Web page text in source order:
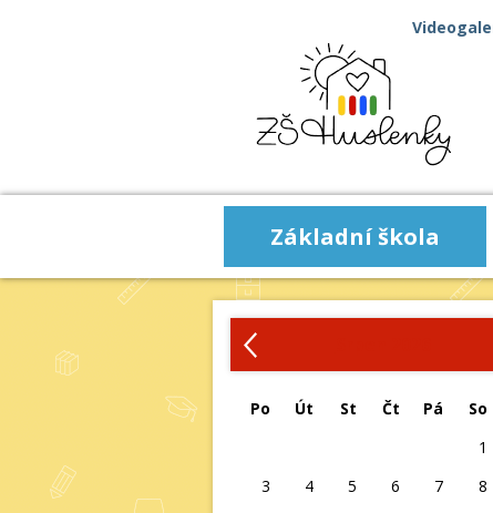
Základní škola
‹
Po Út St Čt Pá So
1
3
4 5 6 7 8